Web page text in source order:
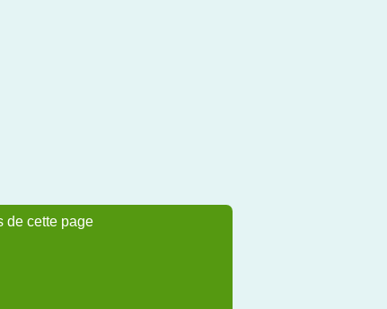
de cette page